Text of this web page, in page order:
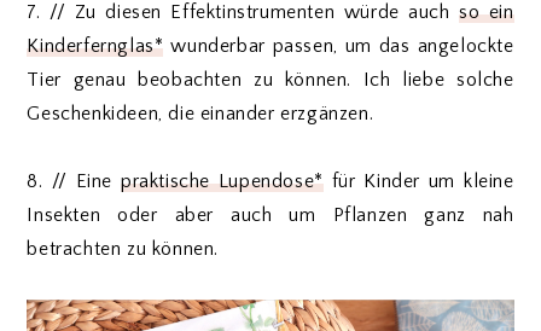
7. // Zu diesen Effektinstrumenten würde auchso ein
Kinderfernglas* wunderbar passen, um das angelockte
Tier genau beobachten zu können. Ich liebe solche
Geschenkideen, die einander erzgänzen.
8. // Eine praktische Lupendose*für Kinder um kleine
Insekten oder aber auch um Pflanzen ganz nah
betrachten zu können.